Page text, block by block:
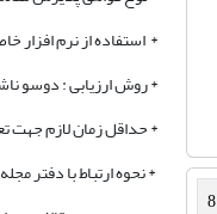
8
* استفاده از نرم افزار
* روش ارزیابی : دوسو
* حداقل زمان لازم جهت
* نحوه ارتباط با دفتر